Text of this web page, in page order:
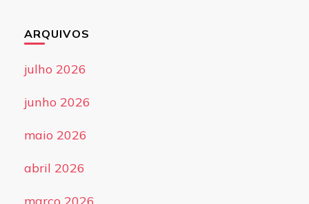
ARQUIVOS
julho 2026
junho 2026
maio 2026
abril 2026